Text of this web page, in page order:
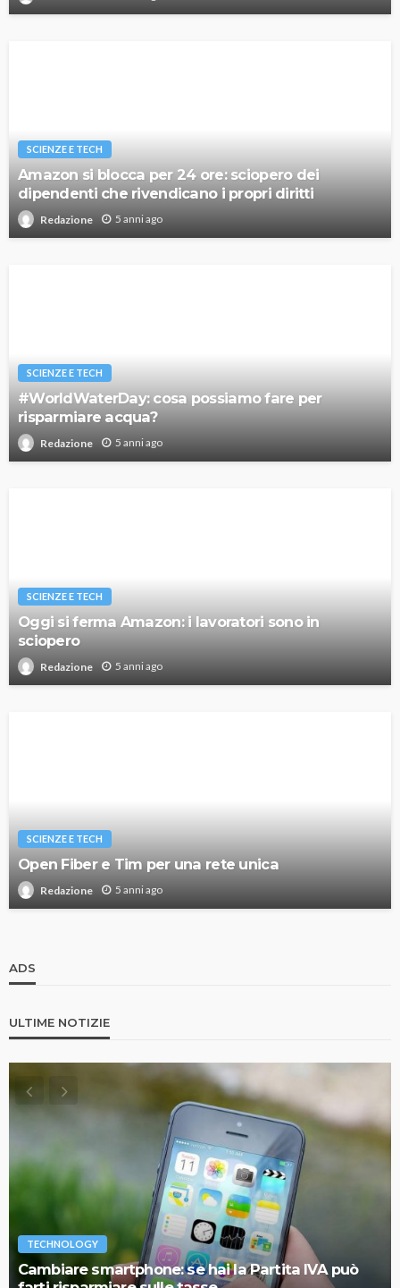
SCIENZE E TECH
Amazon si blocca per 24 ore: sciopero dei
dipendenti che rivendicano i propri diritti
Redazione 5 anni ago
SCIENZE E TECH
#WorldWaterDay: cosa possiamo fare per
risparmiare acqua?
Redazione 5 anni ago
SCIENZE E TECH
Oggi si ferma Amazon: i lavoratori sono in
sciopero
Redazione 5 anni ago
SCIENZE E TECH
Open Fiber e Tim per una rete unica
Redazione 5 anni ago
ADS
ULTIME NOTIZIE
TECHNOLOGY
Cambiare smartphone: se hai la Partita IVA può